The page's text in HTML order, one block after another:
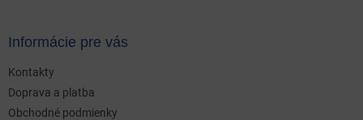
Informácie pre vás
Kontakty
Doprava a platba
Obchodné podmienky